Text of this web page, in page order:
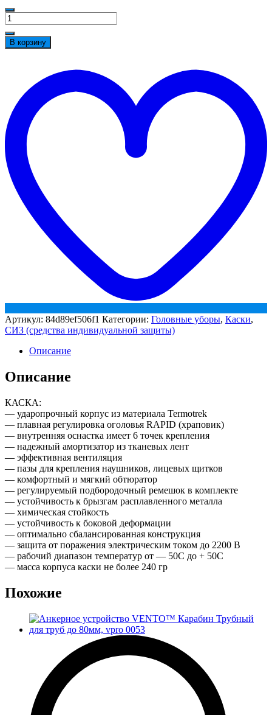
Количество
товара
Каска
РОСОМЗ™
храповиком),
оранжевый
В корзину
Артикул: 84d89ef506f1 Категории: Головные уборы, Каски,
СИЗ (средства индивидуальной защиты)
Описание
Описание
КАСКА:
— ударопрочный корпус из материала Termotrek
— плавная регулировка оголовья RAPID (храповик)
— внутренняя оснастка имеет 6 точек крепления
— надежный амортизатор из тканевых лент
— эффективная вентиляция
— пазы для крепления наушников, лицевых щитков
— комфортный и мягкий обтюратор
— регулируемый подбородочный ремешок в комплекте
— устойчивость к брызгам расплавленного металла
— химическая стойкость
— устойчивость к боковой деформации
— оптимально сбалансированная конструкция
— защита от поражения электрическим током до 2200 В
— рабочий диапазон температур от — 50С до + 50С
— масса корпуса каски не более 240 гр
Похожие